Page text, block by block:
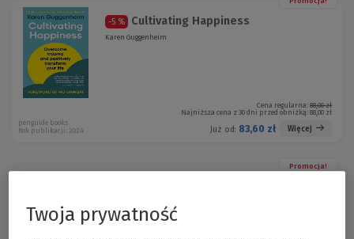
-5 % Cultivating Happiness
Karen Guggenheim
Cena regularna: 88,00 zł
Najniższa cena z 30 dni przed obniżką: 88,00 zł
Już od: 83,60 zł Więcej
penguide books
Rok publikacji: 2024
Promocja!
Twoja prywatność